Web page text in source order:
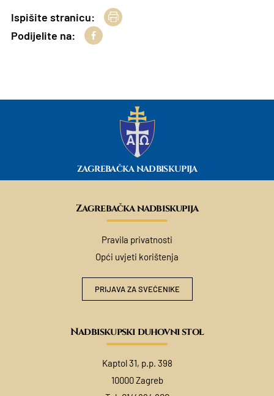
Ispišite stranicu:
Podijelite na:
ZAGREBAČKA NADBISKUPIJA
Zagrebačka nadbiskupija
Pravila privatnosti
Opći uvjeti korištenja
PRIJAVA ZA SVEĆENIKE
Nadbiskupski duhovni stol
Kaptol 31, p.p. 398
10000 Zagreb